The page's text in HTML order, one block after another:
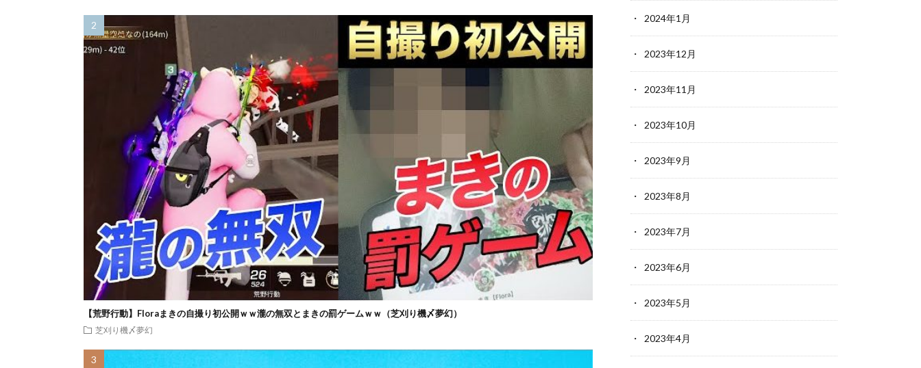
【荒野行動】Floraまきの自撮り初公開ｗｗ瀧の無双とまきの罰ゲームｗｗ（芝刈り機〆夢幻）
芝刈り機〆夢幻
2024年1月
2023年12月
2023年11月
2023年10月
2023年9月
2023年8月
2023年7月
2023年6月
2023年5月
2023年4月